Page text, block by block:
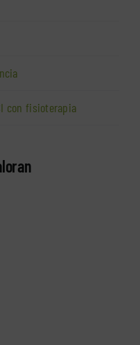
con fisioterapia